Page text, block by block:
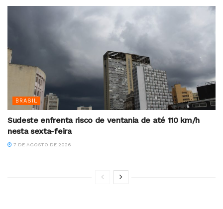
BRASIL
Sudeste enfrenta risco de ventania de até 110 km/h
nesta sexta-feira
7 DE AGOSTO DE 2026